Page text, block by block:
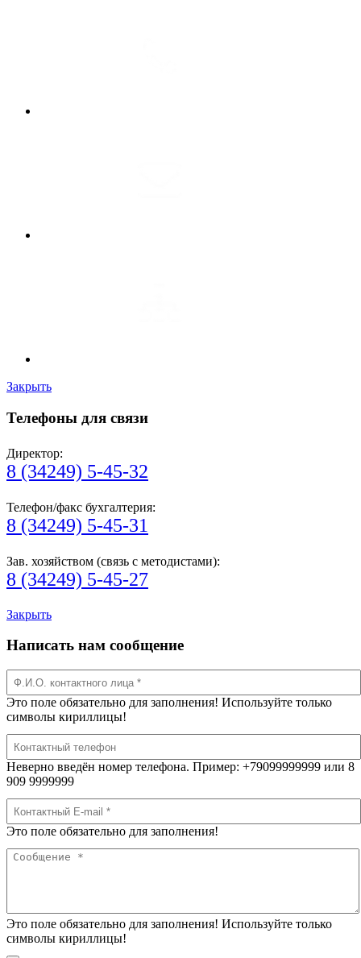
Закрыть
Телефоны для связи
Директор:
8 (34249) 5-45-32
Телефон/факс бухгалтерия:
8 (34249) 5-45-31
Зав. хозяйством (связь с методистами):
8 (34249) 5-45-27
Закрыть
Написать нам сообщение
Это поле обязательно для заполнения! Используйте только
символы кириллицы!
Неверно введён номер телефона. Пример: +79099999999 или 8
909 9999999
Это поле обязательно для заполнения!
Это поле обязательно для заполнения! Используйте только
символы кириллицы!